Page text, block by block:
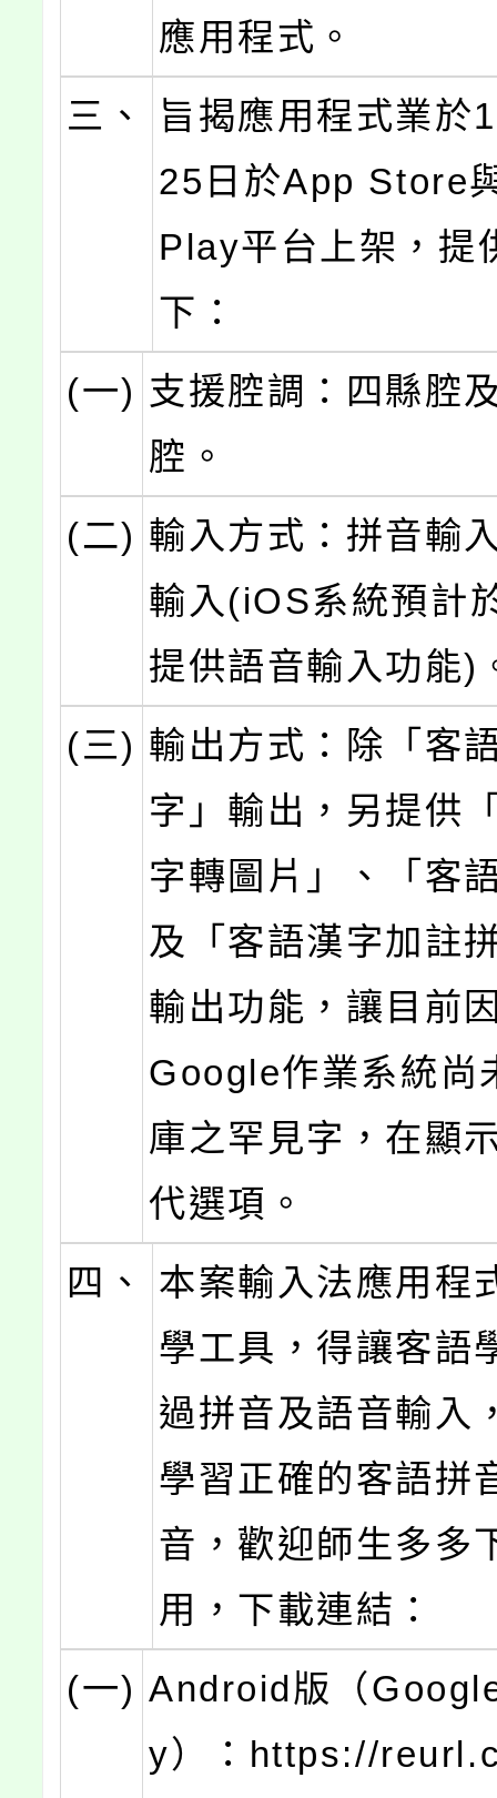
應用程式。
三、
旨揭應用程式業於
25日於App Store
Play平台上架，提
下：
(一) 支援腔調：四縣腔
腔。
(二) 輸入方式：拼音輸
輸入(iOS系統預計
提供語音輸入功能)
(三) 輸出方式：除「客
字」輸出，另提供
字轉圖片」、「客
及「客語漢字加註
輸出功能，讓目前
Google作業系統尚
庫之罕見字，在顯
代選項。
四、
本案輸入法應用程
學工具，得讓客語
過拼音及語音輸入
學習正確的客語拼
音，歡迎師生多多
用，下載連結：
(一) Android版（
y）：https://